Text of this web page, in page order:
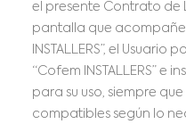
el presente Contrato de
pantalla que acompañe
INSTALLERS”, el
“Cofem INSTALLERS” e
para su uso, siempre
compatibles según lo